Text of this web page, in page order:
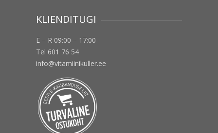
KLIENDITUGI
E – R 09:00 – 17:00
Tel 601 76 54
info@vitamiinikuller.ee